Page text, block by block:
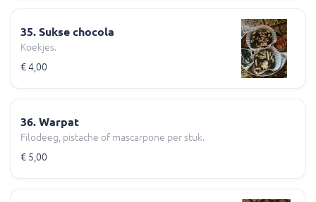
35. Sukse chocola
Koekjes.
€ 4,00
36. Warpat
Filodeeg, pistache of mascarpone per stuk.
€ 5,00